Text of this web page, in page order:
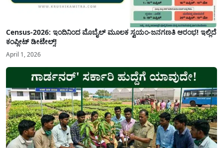
Census-2026: ಇಂದಿನಿಂದ ಮೊಬೈಲ್ ಮೂಲಕ ಸ್ವಯಂ-ಜನಗಣತಿ ಆರಂಭ! ಇಲ್ಲಿದೆ
ಕಂಪ್ಲೀಟ್ ಡೀಟೇಲ್ಸ್!
April 1, 2026